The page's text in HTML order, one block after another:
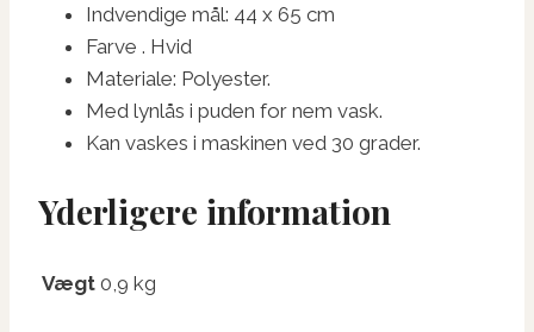
Indvendige mål: 44 x 65 cm
Farve . Hvid
Materiale: Polyester.
Med lynlås i puden for nem vask.
Kan vaskes i maskinen ved 30 grader.
Yderligere information
Vægt 0,9 kg